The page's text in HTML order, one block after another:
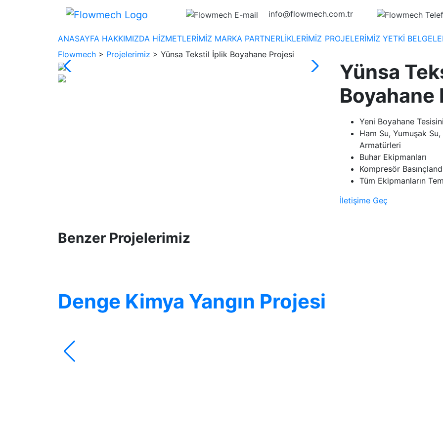
info@flowmech.com.tr
ANASAYFA HAKKIMIZDA HİZMETLERİMİZ MARKA PARTNERLİKLERİMİZ PROJELERİMİZ YETKİ
Flowmech > Projelerimiz > Yünsa Tekstil İplik Boyahane Projesi
Yünsa
Boyahane
Yeni Boyahane
Ham Su, Yumuşak
Armatürleri
Buhar Ekipmanları
Kompresör
Tüm Ekipmanların
İletişime Geç
Benzer Projelerimiz
Denge Kimya Yangın Projesi